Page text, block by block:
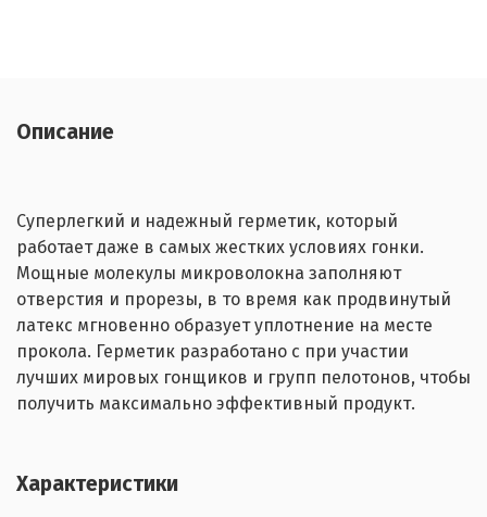
Описание
Cуперлегкий и надежный герметик, который
работает даже в самых жестких условиях гонки.
Мощные молекулы микроволокна заполняют
отверстия и прорезы, в то время как продвинутый
латекс мгновенно образует уплотнение на месте
прокола. Герметик разработано с при участии
лучших мировых гонщиков и групп пелотонов, чтобы
получить максимально эффективный продукт.
Характеристики